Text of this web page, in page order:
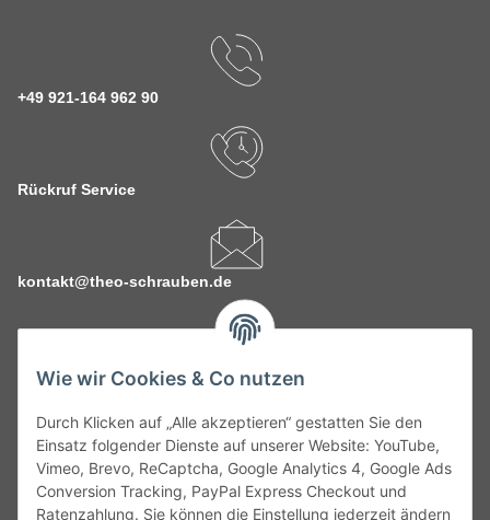
Wie wir Cookies & Co nutzen
Durch Klicken auf „Alle akzeptieren“ gestatten Sie den
Einsatz folgender Dienste auf unserer Website: YouTube,
Vimeo, Brevo, ReCaptcha, Google Analytics 4, Google Ads
Conversion Tracking, PayPal Express Checkout und
Ratenzahlung. Sie können die Einstellung jederzeit ändern
+49 921-164 962 90
Rückruf Service
kontakt@theo-schrauben.de
Service
Gesetzliche Informationen